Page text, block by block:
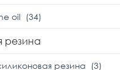
oil (34)
резина
резина (3)